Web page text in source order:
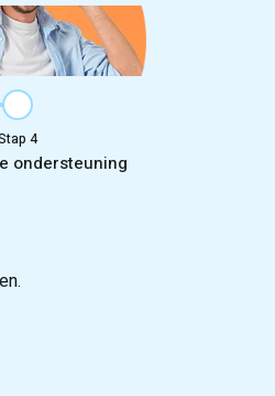
ondersteuning